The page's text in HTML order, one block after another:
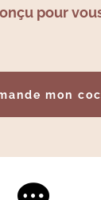
pour
mon